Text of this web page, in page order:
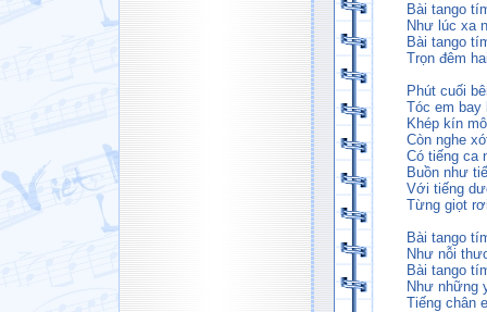
Bài tango
Như lúc xa
Bài tango
Trọn đêm
Phút cuối
Tóc em bay
Khép kín
Còn nghe
Có tiếng ca
Buồn như
Với tiếng
Từng giọt
Bài tango
Như nỗi
Bài tango
Như những
Tiếng chân